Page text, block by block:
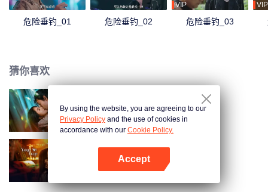
危险垂钓_01 危险垂钓_02
VIP
危险垂钓_03
VIP
猜你喜欢
勾心
步步深陷
By using the website, you are agreeing to our
Privacy Policy and the use of cookies in
accordance with our Cookie Policy.
Accept